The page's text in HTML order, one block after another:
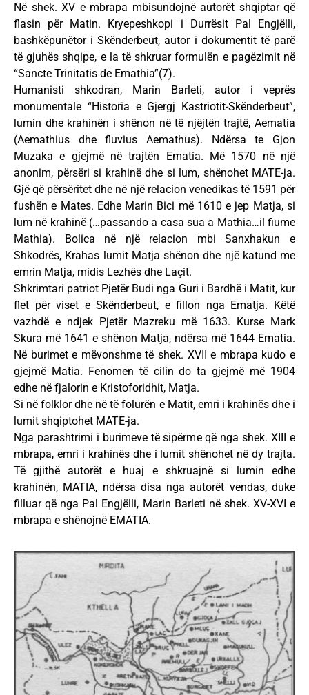
Në shek. XV e mbrapa mbisundojnë autorët shqiptar që
flasin për Matin. Kryepeshkopi i Durrësit Pal Engjëlli,
bashkëpunëtor i Skënderbeut, autor i dokumentit të parë
të gjuhës shqipe, e la të shkruar formulën e pagëzimit në
“Sancte Trinitatis de Emathia”(7).
Humanisti shkodran, Marin Barleti, autor i veprës
monumentale “Historia e Gjergj Kastriotit-Skënderbeut”,
lumin dhe krahinën i shënon në të njëjtën trajtë, Aematia
(Aemathius dhe fluvius Aemathus). Ndërsa te Gjon
Muzaka e gjejmë në trajtën Ematia. Më 1570 në një
anonim, përsëri si krahinë dhe si lum, shënohet MATE-ja.
Gjë që përsëritet dhe në një relacion venedikas të 1591 për
fushën e Mates. Edhe Marin Bici më 1610 e jep Matja, si
lum në krahinë (…passando a casa sua a Mathia…il fiume
Mathia). Bolica në një relacion mbi Sanxhakun e
Shkodrës, Krahas lumit Matja shënon dhe një katund me
emrin Matja, midis Lezhës dhe Laçit.
Shkrimtari patriot Pjetër Budi nga Guri i Bardhë i Matit, kur
flet për viset e Skënderbeut, e fillon nga Ematja. Këtë
vazhdë e ndjek Pjetër Mazreku më 1633. Kurse Mark
Skura më 1641 e shënon Matja, ndërsa më 1644 Ematia.
Në burimet e mëvonshme të shek. XVII e mbrapa kudo e
gjejmë Matia. Fenomen të cilin do ta gjejmë më 1904
edhe në fjalorin e Kristoforidhit, Matja.
Si në folklor dhe në të folurën e Matit, emri i krahinës dhe i
lumit shqiptohet MATE-ja.
Nga parashtrimi i burimeve të sipërme që nga shek. XIII e
mbrapa, emri i krahinës dhe i lumit shënohet në dy trajta.
Të gjithë autorët e huaj e shkruajnë si lumin edhe
krahinën, MATIA, ndërsa disa nga autorët vendas, duke
filluar që nga Pal Engjëlli, Marin Barleti në shek. XV-XVI e
mbrapa e shënojnë EMATIA.